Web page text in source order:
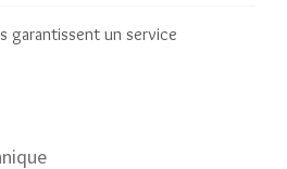
garantissent un service